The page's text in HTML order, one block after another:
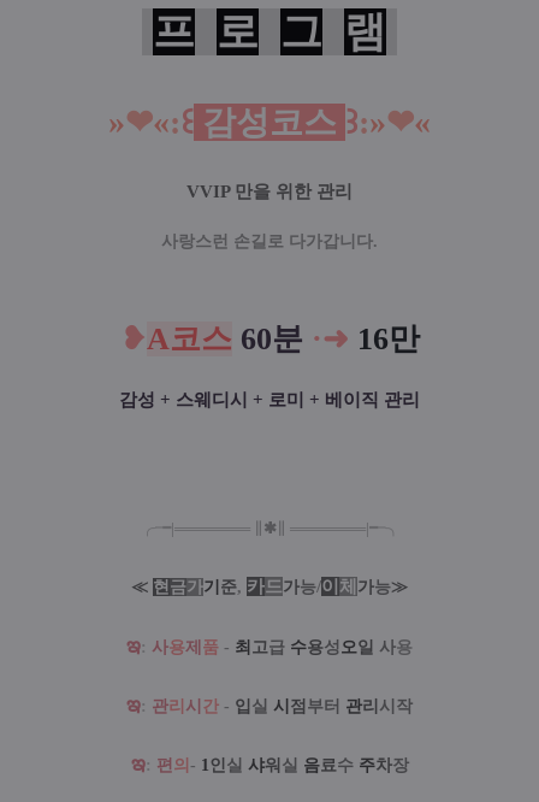
프 로 그 램
»❤︎«:꒰ 감성코스 ꒱:»❤︎«
VVIP 만을 위한 관리
사랑스런 손길로 다가갑니다.
❥A코스 60분 ·➜ 16만
감성 + 스웨디시 + 로미 + 베이직 관리
╭╼|═══════ ✱ ═══════|╾╮
≪ 현 금가기 준, 카드 가능/이 체 가능≫
ఇ: 사용제 품 - 최 고급 수용성오일 사용
ఇ: 관리 시 간 - 입 실 시 점 부터 관리 시작
ఇ: 편 의 - 1인실 샤워 실 음료수 주차장